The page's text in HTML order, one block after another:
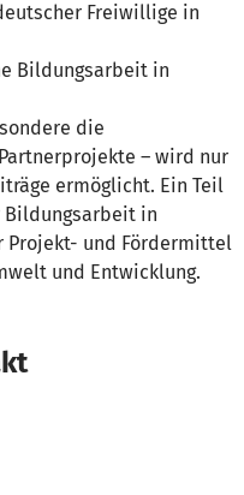
Freiwillige in
Bildungsarbeit in
die
– wird nur
ermöglicht. Ein Teil
in
Projekt- und Fördermittel
und Entwicklung.